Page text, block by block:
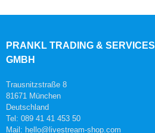
PRANKL TRADING & SERVICES
GMBH
Trausnitzstraße 8
81671 München
Deutschland
Tel: 089 41 41 453 50
Mail: hello@livestream-shop.com